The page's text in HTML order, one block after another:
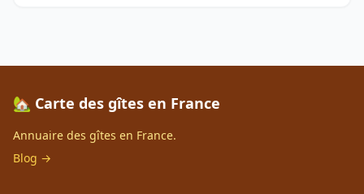
🏡 Carte des gîtes en France
Annuaire des gîtes en France.
Blog →